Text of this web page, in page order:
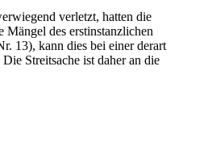
verletzt, hatten die
Mängel des erstinstanzlichen
13), kann dies bei einer derart
Streitsache ist daher an die